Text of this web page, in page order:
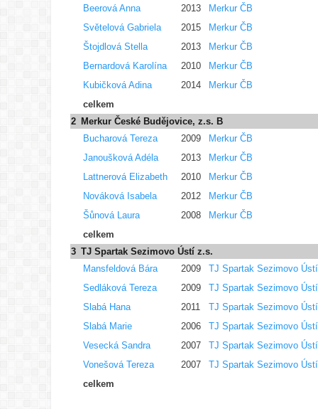
Beerová Anna
2013
Merkur ČB
Světelová Gabriela
2015
Merkur ČB
Štojdlová Stella
2013
Merkur ČB
Bernardová Karolína
2010
Merkur ČB
Kubičková Adina
2014
Merkur ČB
celkem
2 Merkur České Budějovice, z.s. B
Bucharová Tereza
2009
Merkur ČB
Janoušková Adéla
2013
Merkur ČB
Lattnerová Elizabeth
2010
Merkur ČB
Nováková Isabela
2012
Merkur ČB
Šůnová Laura
2008
Merkur ČB
celkem
3 TJ Spartak Sezimovo Ústí z.s.
Mansfeldová Bára
2009
TJ Spartak Sezimovo Ústí
Sedláková Tereza
2009
TJ Spartak Sezimovo Ústí
Slabá Hana
2011
TJ Spartak Sezimovo Ústí
Slabá Marie
2006
TJ Spartak Sezimovo Ústí
Vesecká Sandra
2007
TJ Spartak Sezimovo Ústí
Vonešová Tereza
2007
TJ Spartak Sezimovo Ústí
celkem